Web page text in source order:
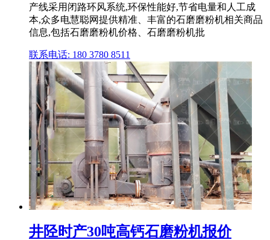
产线采用闭路环风系统,环保性能好,节省电量和人工成
本,众多电慧聪网提供精准、丰富的石磨磨粉机相关商品
信息,包括石磨磨粉机价格、石磨磨粉机批
联系电话: 180 3780 8511
井陉时产30吨高钙石磨粉机报价